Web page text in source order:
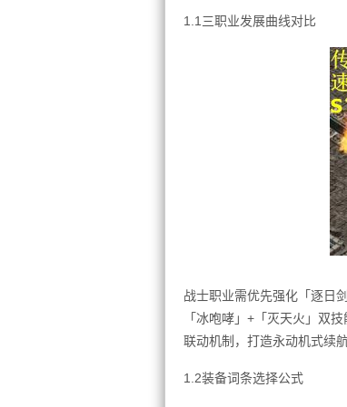
1.1三职业发展曲线对比
战士职业需优先强化「逐日
「冰咆哮」+「灭天火」双
联动机制，打造永动机式续航
1.2装备词条选择公式